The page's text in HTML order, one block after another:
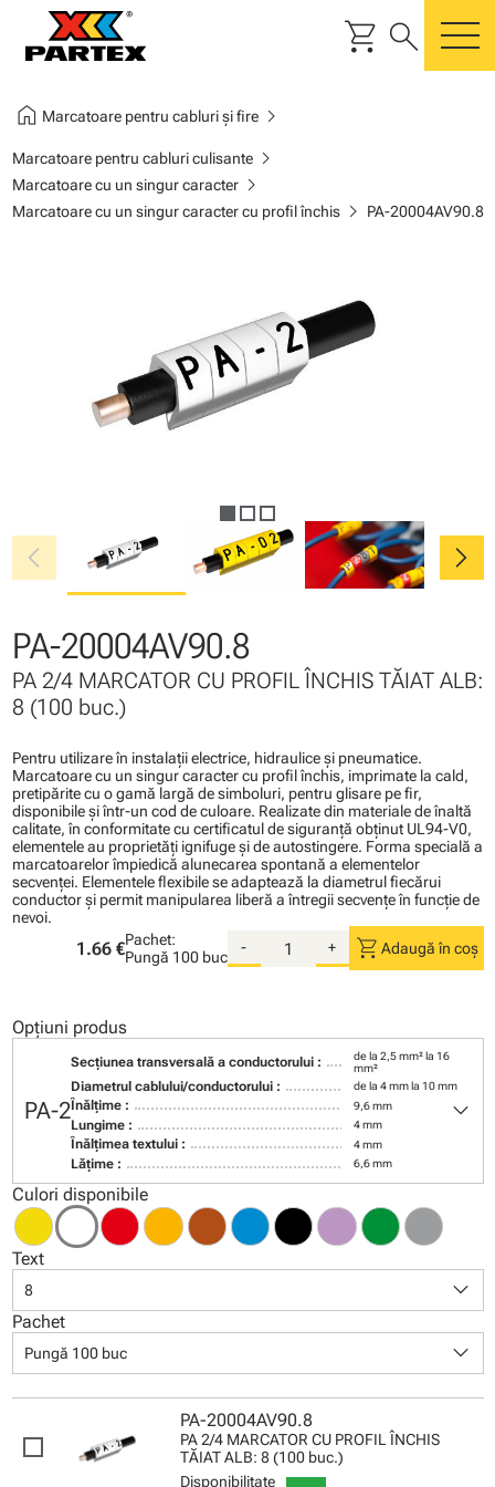
shopping_cart search
home Marcatoare pentru cabluri și firechevron_right
Marcatoare pentru cabluri culisantechevron_right
Marcatoare cu un singur caracterchevron_right
Marcatoare cu un singur caracter cu profil închischevron_right PA-20004AV90.8
chevron_left chevron_right
PA-20004AV90.8
PA 2/4 MARCATOR CU PROFIL ÎNCHIS TĂIAT ALB:
8 (100 buc.)
Pentru utilizare în instalaţii electrice, hidraulice şi pneumatice.
Marcatoare cu un singur caracter cu profil închis, imprimate la cald,
pretipărite cu o gamă largă de simboluri, pentru glisare pe fir,
disponibile şi într-un cod de culoare. Realizate din materiale de înaltă
calitate, în conformitate cu certificatul de siguranţă obţinut UL94-V0,
elementele au proprietăţi ignifuge şi de autostingere. Forma specială a
marcatoarelor împiedică alunecarea spontană a elementelor
secvenţei. Elementele flexibile se adaptează la diametrul fiecărui
conductor şi permit manipularea liberă a întregii secvenţe în funcţie de
nevoi.
1.66 €Pachet:
Pungă 100 buc
- + shopping_cart Adaugă în coș
Opțiuni produs
PA-2
Secţiunea transversală a conductorului :
de la 2,5 mm² la 16
mm²
Diametrul cablului/conductorului : de la 4 mm la 10 mm
Înălţime : 9,6 mm
Lungime : 4 mm
Înălţimea textului : 4 mm
Lăţime : 6,6 mm
keyboard_arrow_down
Culori disponibile
Text
8 keyboard_arrow_down
Pachet
Pungă 100 buc keyboard_arrow_down
PA-20004AV90.8
PA 2/4 MARCATOR CU PROFIL ÎNCHIS
TĂIAT ALB: 8 (100 buc.)
Disponibilitate